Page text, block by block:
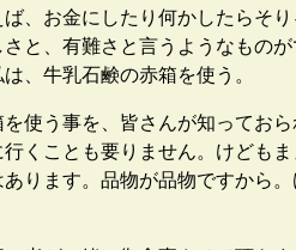
、お金にしたり何かしたらそ
と、有難さと言うようなもの
、牛乳石鹸の赤箱を使う。
使う事を、皆さんが知ってお
くことも要りません。けども
ります。品物が品物ですから